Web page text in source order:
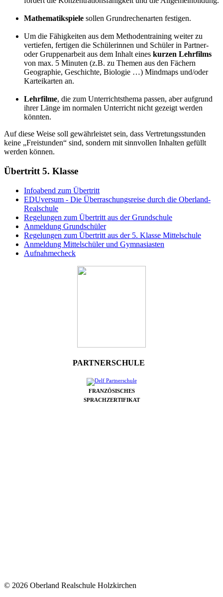
Mathematikspiele sollen Grundrechenarten festigen.
Um die Fähigkeiten aus dem Methodentraining weiter zu
vertiefen, fertigen die Schülerinnen und Schüler in Partner-
oder Gruppenarbeit aus dem Inhalt eines kurzen Lehrfilms
von max. 5 Minuten (z.B. zu Themen aus den Fächern
Geographie, Geschichte, Biologie …) Mindmaps und/oder
Karteikarten an.
Lehrfilme, die zum Unterrichtsthema passen, aber aufgrund
ihrer Länge im normalen Unterricht nicht gezeigt werden
könnten.
Auf diese Weise soll gewährleistet sein, dass Vertretungsstunden
keine „Freistunden“ sind, sondern mit sinnvollen Inhalten gefüllt
werden können.
Übertritt 5. Klasse
Infoabend zum Übertritt
EDUversum - Die Überraschungsreise durch die Oberland-
Realschule
Regelungen zum Übertritt aus der Grundschule
Anmeldung Grundschüler
Regelungen zum Übertritt aus der 5. Klasse Mittelschule
Anmeldung Mittelschüler und Gymnasiasten
Aufnahmecheck
PARTNERSCHULE
FRANZÖSISCHES
SPRACHZERTIFIKAT
© 2026 Oberland Realschule Holzkirchen